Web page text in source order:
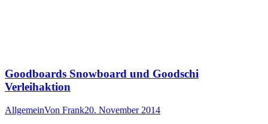
Goodboards Snowboard und Goodschi
Verleihaktion
AllgemeinVon Frank20. November 2014